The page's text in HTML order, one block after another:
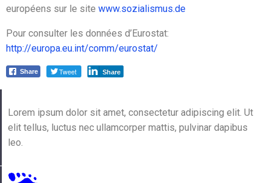
européens sur le site www.sozialismus.de
Pour consulter les données d’Eurostat:
http://europa.eu.int/comm/eurostat/
Share Tweet Share
Lorem ipsum dolor sit amet, consectetur adipiscing elit. Ut
elit tellus, luctus nec ullamcorper mattis, pulvinar dapibus
leo.